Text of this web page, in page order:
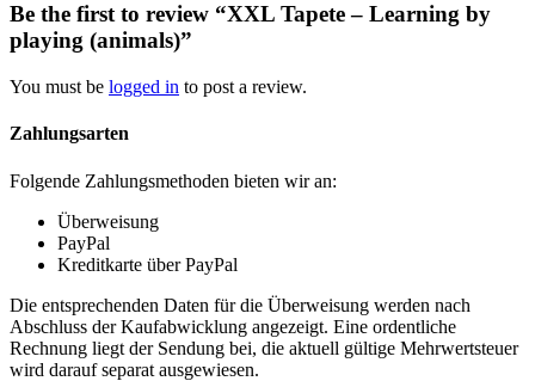
Be the first to review “XXL Tapete – Learning by
playing (animals)”
You must be logged in to post a review.
Zahlungsarten
Folgende Zahlungsmethoden bieten wir an:
Überweisung
PayPal
Kreditkarte über PayPal
Die entsprechenden Daten für die Überweisung werden nach
Abschluss der Kaufabwicklung angezeigt. Eine ordentliche
Rechnung liegt der Sendung bei, die aktuell gültige Mehrwertsteuer
wird darauf separat ausgewiesen.